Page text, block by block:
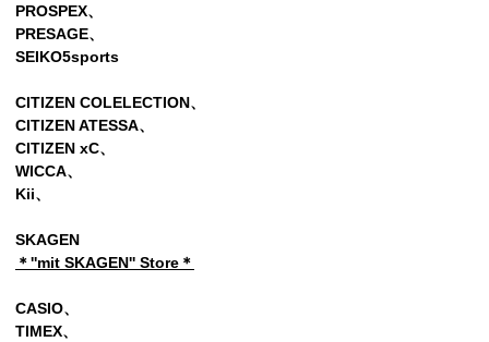
PROSPEX、
PRESAGE、
SEIKO5sports
CITIZEN COLELECTION、
CITIZEN ATESSA、
CITIZEN xC、
WICCA、
Kii、
SKAGEN
＊''mit SKAGEN'' Store＊
CASIO、
TIMEX、